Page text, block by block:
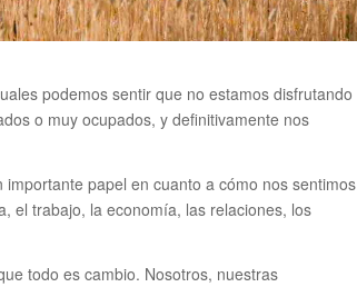
podemos sentir que no estamos disfrutando
o muy ocupados, y definitivamente nos
papel en cuanto a cómo nos sentimos
el trabajo, la economía, las relaciones, los
todo es cambio. Nosotros, nuestras